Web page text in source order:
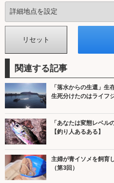
関連する記事
「落水からの生還」生
生死分けたのはライフ
「あなたは変態レベ
【釣り人あるある】
主婦が青イソメを飼育
（第3回）